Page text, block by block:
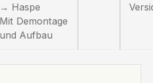
→ Haspe
Mit Demontage
und Aufbau